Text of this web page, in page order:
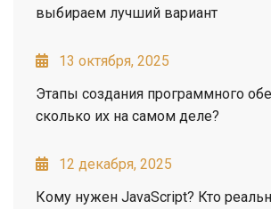
выбираем лучший вариант
13 октября, 2025
Этапы создания программного
сколько их на самом деле?
12 декабря, 2025
Кому нужен JavaScript? Кто